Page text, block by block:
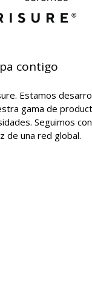
contigo
Estamos
gama de
Seguimos
de una red global.